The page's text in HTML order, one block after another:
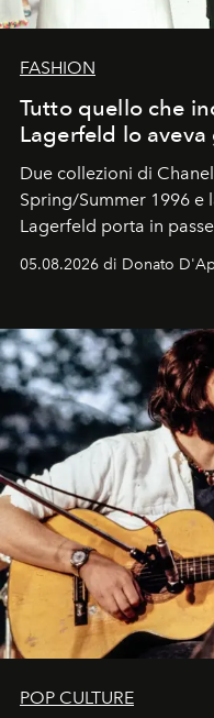
FASHION
Tutto quello che
Lagerfeld lo
Due collezioni di
Spring/Summer 1996 e
Lagerfeld porta in
logomania pensata per
Kate, Claudia e Carla
uno dei documenti più
05.08.2026 di Donato
POP CULTURE